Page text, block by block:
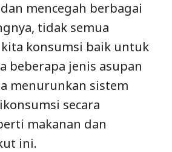
mencegah berbagai
tidak semua
konsumsi baik untuk
beberapa jenis asupan
menurunkan sistem
secara
makanan dan
ini.